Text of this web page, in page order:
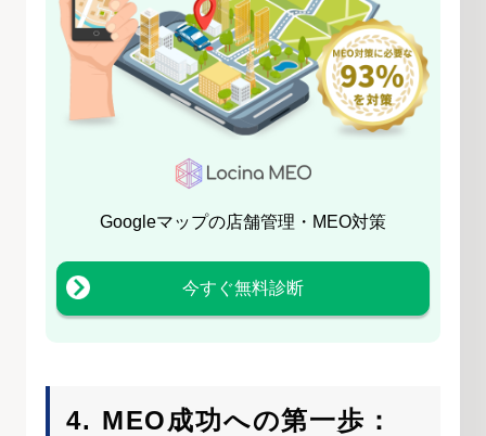
Googleマップの店舗管理・MEO対策
今すぐ無料診断
4. MEO成功への第一歩：